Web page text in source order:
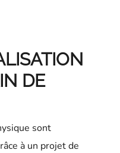
DE
sont
à un projet de